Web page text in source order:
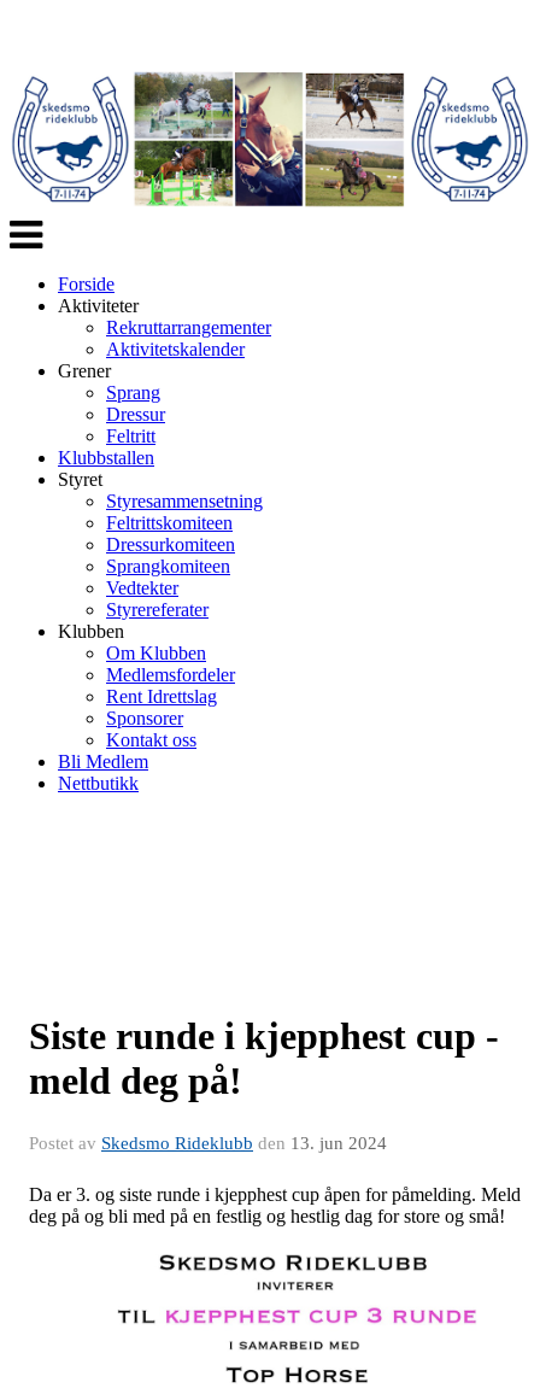
Veksle
navigasjon
Forside
Aktiviteter
Rekruttarrangementer
Aktivitetskalender
Grener
Sprang
Dressur
Feltritt
Klubbstallen
Styret
Styresammensetning
Feltrittskomiteen
Dressurkomiteen
Sprangkomiteen
Vedtekter
Styrereferater
Klubben
Om Klubben
Medlemsfordeler
Rent Idrettslag
Sponsorer
Kontakt oss
Bli Medlem
Nettbutikk
Siste runde i kjepphest cup -
meld deg på!
Postet av Skedsmo Rideklubb den 13. jun 2024
Da er 3. og siste runde i kjepphest cup åpen for påmelding. Meld
deg på og bli med på en festlig og hestlig dag for store og små!